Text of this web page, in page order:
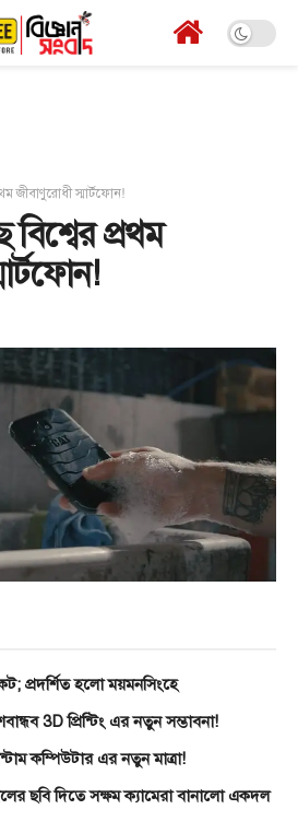
জীবাণুরোধী স্মার্টফোন!
প্রথম
প্রদর্শিত হলো ময়মনসিংহে
3D প্রিন্টিং এর নতুন সম্ভাবনা!
কম্পিউটার এর নতুন মাত্রা!
ছবি দিতে সক্ষম ক্যামেরা বানালো একদল